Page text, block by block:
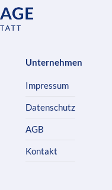
Unternehmen
Impressum
Datenschutz
AGB
Kontakt